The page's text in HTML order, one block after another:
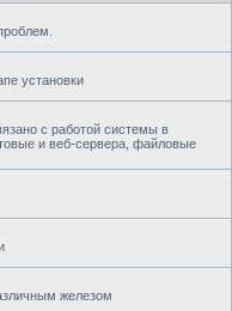
установки
с работой системы в
и веб-сервера, файловые
железом